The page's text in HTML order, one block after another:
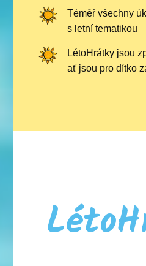
Téměř všechny
s letní tematikou
LétoHrátky jsou
ať jsou pro dítko